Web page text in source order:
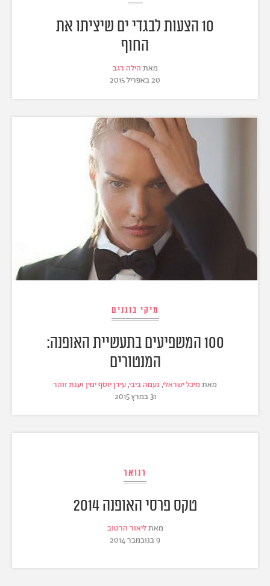
10 הצעות לבגדי ים שיציתו את
החוף
מאת הילה רגב
20 באפריל 2015
מיקי בוגנים
100 המשפיעים בתעשיית האופנה:
המנטורים
מאת מיכל ישראלי, נעמה ביבי, עידן יוסף ימין וענת זוהר
31 במרץ 2015
רנואר
טקס פרסי האופנה 2014
מאתליאור הרטוב
9 בנובמבר 2014